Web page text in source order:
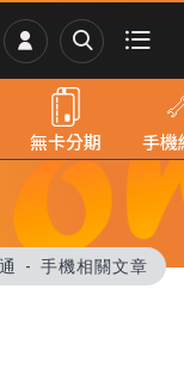
手機相關文章
無卡分期 手機